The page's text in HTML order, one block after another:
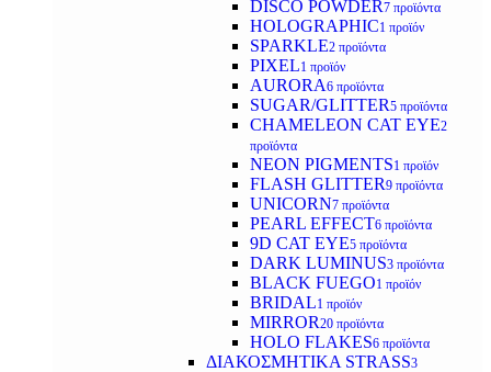
DISCO POWDER7 προϊόντα
HOLOGRAPHIC1 προϊόν
SPARKLE2 προϊόντα
PIXEL1 προϊόν
AURORA6 προϊόντα
SUGAR/GLITTER5 προϊόντα
CHAMELEON CAT EYE2
προϊόντα
NEON PIGMENTS1 προϊόν
FLASH GLITTER9 προϊόντα
UNICORN7 προϊόντα
PEARL EFFECT6 προϊόντα
9D CAT EYE5 προϊόντα
DARK LUMINUS3 προϊόντα
BLACK FUEGO1 προϊόν
BRIDAL1 προϊόν
MIRROR20 προϊόντα
HOLO FLAKES6 προϊόντα
ΔΙΑΚΟΣΜΗΤΙΚΑ STRASS3